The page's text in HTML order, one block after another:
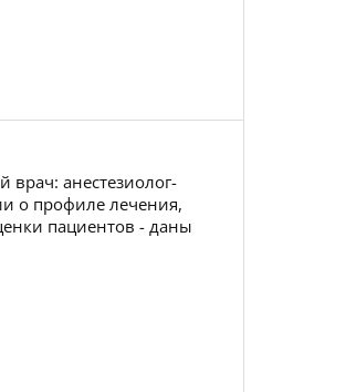
врач: анестезиолог-
о профиле лечения,
пациентов - даны